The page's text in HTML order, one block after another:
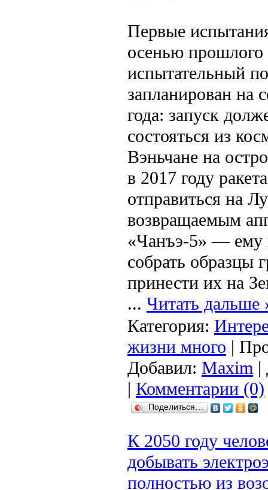
Первые
осенью прошлого
испытательный
запланирован на
года: запуск
состояться из
Вэньчане на
в 2017 году
отправиться на
возвращаемым
«Чанъэ-5» — ему
собрать образцы
принести их на
... Читать дальше
Категория:
жизни много |
Добавил: Maxim |
| Комментарии (0)
Поделиться…
К 2050 году
добывать
полностью из